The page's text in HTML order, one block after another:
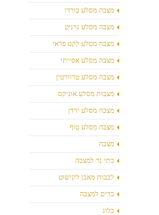
מצבה מסלע בורדו
מצבה מסלע גרניט
מצבה מסלע לקט פראי
מצבה מסלע אסייתי
מצבה מסלע טרוורטין
מצבות מסלע אוניקס
מצבה מסלע ירדן
מצבה מסלע טוף
מצבה
בתי נר למצבה
לבבות מאבן לקישוט
כדים למצבה
בלוג